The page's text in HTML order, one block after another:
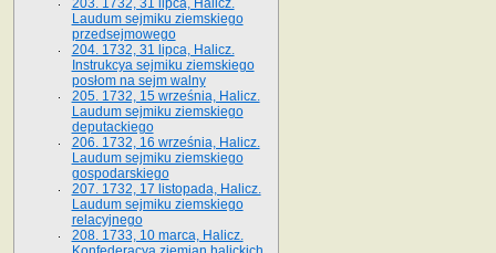
203. 1732, 31 lipca, Halicz.
Laudum sejmiku ziemskiego
przedsejmowego
204. 1732, 31 lipca, Halicz.
Instrukcya sejmiku ziemskiego
posłom na sejm walny
205. 1732, 15 września, Halicz.
Laudum sejmiku ziemskiego
deputackiego
206. 1732, 16 września, Halicz.
Laudum sejmiku ziemskiego
gospodarskiego
207. 1732, 17 listopada, Halicz.
Laudum sejmiku ziemskiego
relacyjnego
208. 1733, 10 marca, Halicz.